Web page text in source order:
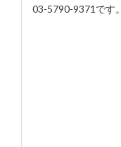
03-5790-9371です。